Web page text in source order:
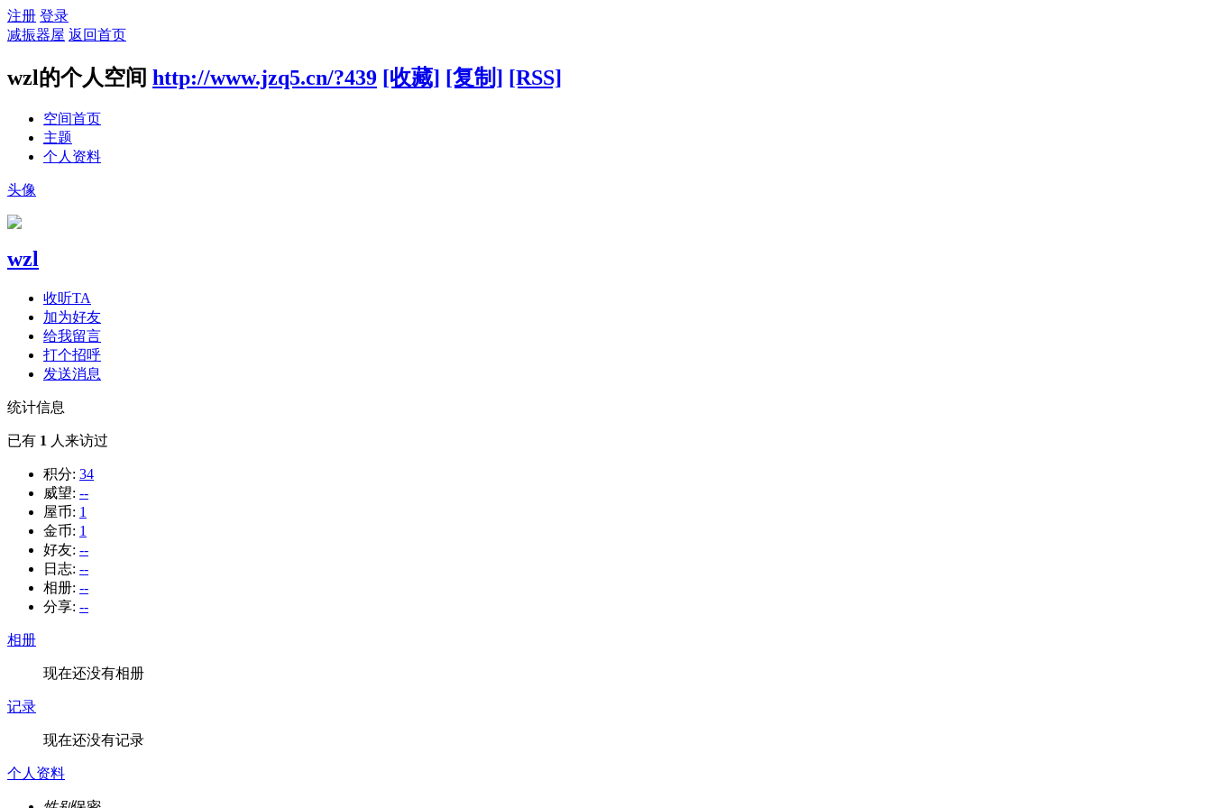
注册 登录
减振器屋 返回首页
wzl的个人空间 http://www.jzq5.cn/?439 [收藏] [复制] [RSS]
空间首页
主题
个人资料
头像
wzl
收听TA
加为好友
给我留言
打个招呼
发送消息
统计信息
已有 1 人来访过
积分: 34
威望: --
屋币: 1
金币: 1
好友: --
日志: --
相册: --
分享: --
相册
现在还没有相册
记录
现在还没有记录
个人资料